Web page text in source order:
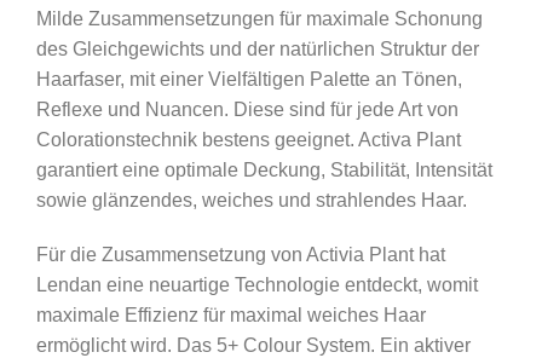
Platinum
Ash
Brown
Blonde
Menge
Milde Zusammensetzungen für maximale Schonung
des Gleichgewichts und der natürlichen Struktur der
Haarfaser, mit einer Vielfältigen Palette an Tönen,
Reflexe und Nuancen. Diese sind für jede Art von
Colorationstechnik bestens geeignet. Activa Plant
garantiert eine optimale Deckung, Stabilität, Intensität
sowie glänzendes, weiches und strahlendes Haar.
Für die Zusammensetzung von Activia Plant hat
Lendan eine neuartige Technologie entdeckt, womit
maximale Effizienz für maximal weiches Haar
ermöglicht wird. Das 5+ Colour System. Ein aktiver